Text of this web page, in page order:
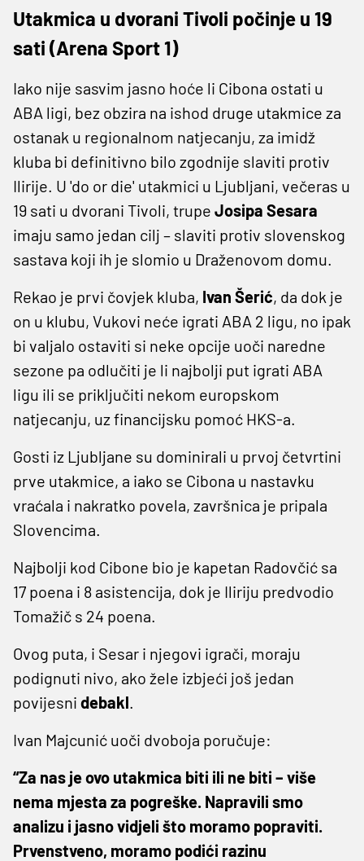
Utakmica u dvorani Tivoli počinje u 19
sati (Arena Sport 1)
Iako nije sasvim jasno hoće li Cibona ostati u
ABA ligi, bez obzira na ishod druge utakmice za
ostanak u regionalnom natjecanju, za imidž
kluba bi definitivno bilo zgodnije slaviti protiv
Ilirije. U 'do or die' utakmici u Ljubljani, večeras u
19 sati u dvorani Tivoli, trupe Josipa Sesara
imaju samo jedan cilj – slaviti protiv slovenskog
sastava koji ih je slomio u Draženovom domu.
Rekao je prvi čovjek kluba, Ivan Šerić, da dok je
on u klubu, Vukovi neće igrati ABA 2 ligu, no ipak
bi valjalo ostaviti si neke opcije uoči naredne
sezone pa odlučiti je li najbolji put igrati ABA
ligu ili se priključiti nekom europskom
natjecanju, uz financijsku pomoć HKS-a.
Gosti iz Ljubljane su dominirali u prvoj četvrtini
prve utakmice, a iako se Cibona u nastavku
vraćala i nakratko povela, završnica je pripala
Slovencima.
Najbolji kod Cibone bio je kapetan Radovčić sa
17 poena i 8 asistencija, dok je Iliriju predvodio
Tomažič s 24 poena.
Ovog puta, i Sesar i njegovi igrači, moraju
podignuti nivo, ako žele izbjeći još jedan
povijesni debakl.
Ivan Majcunić uoči dvoboja poručuje:
“Za nas je ovo utakmica biti ili ne biti – više
nema mjesta za pogreške. Napravili smo
analizu i jasno vidjeli što moramo popraviti.
Prvenstveno, moramo podići razinu